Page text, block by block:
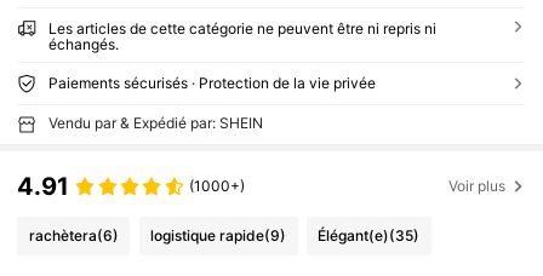
Les articles de cette catégorie ne peuvent être ni repris ni
échangés.
Paiements sécurisés · Protection de la vie privée
Vendu par & Expédié par: SHEIN
4.91 (1000+) Voir plus
rachètera(6) logistique rapide(9) Élégant(e)(35)